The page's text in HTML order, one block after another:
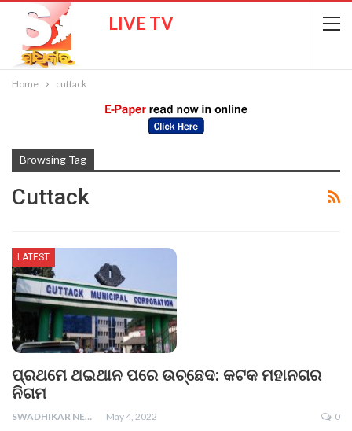
LIVE TV
Home cuttack
Browsing Tag
Cuttack
LATEST
ପ୍ରଥମେ ଥଇଥାନ ପରେ ଉଚ୍ଛେଦ: କଟକ ମହାନଗର
ନିଗମ
SWADHIKAR NEWS May 4, 2022 0